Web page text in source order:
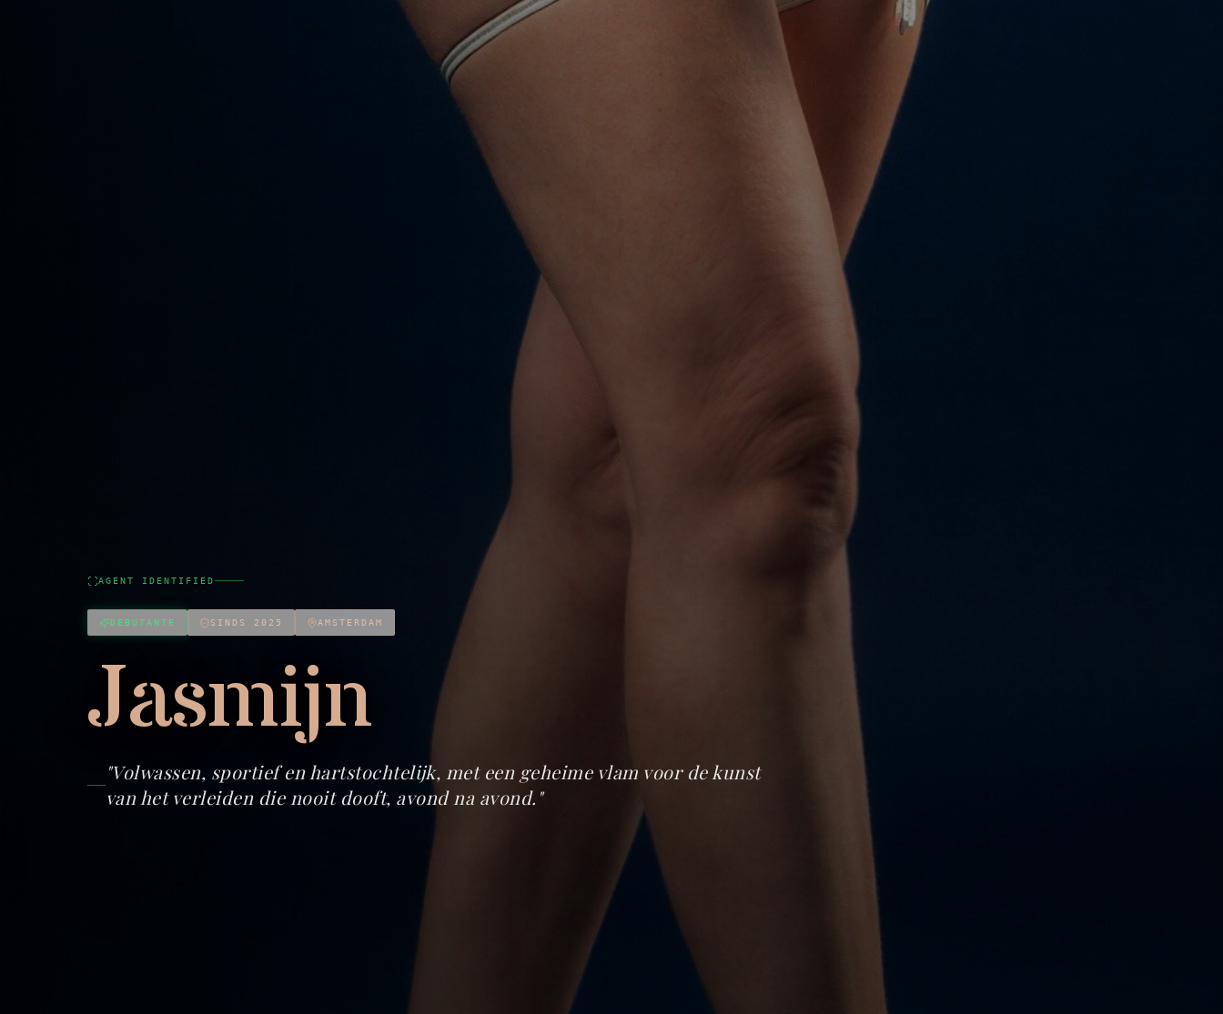
AGENT IDENTIFIED
DEBUTANTE SINDS 2025 AMSTERDAM
Jasmijn
"Volwassen, sportief en hartstochtelijk, met een geheime vlam voor de kunst
van het verleiden die nooit dooft, avond na avond. "